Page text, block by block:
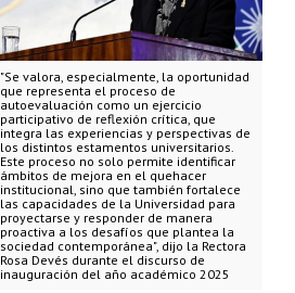
"Se valora, especialmente, la oportunidad
que representa el proceso de
autoevaluación como un ejercicio
participativo de reflexión crítica, que
integra las experiencias y perspectivas de
los distintos estamentos universitarios.
Este proceso no solo permite identificar
ámbitos de mejora en el quehacer
institucional, sino que también fortalece
las capacidades de la Universidad para
proyectarse y responder de manera
proactiva a los desafíos que plantea la
sociedad contemporánea", dijo la Rectora
Rosa Devés durante el discurso de
inauguración del año académico 2025